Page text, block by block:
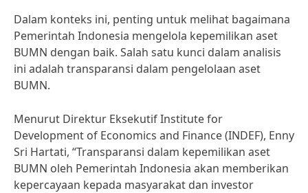
Dalam konteks ini, penting untuk melihat bagaimana
Pemerintah Indonesia mengelola kepemilikan aset
BUMN dengan baik. Salah satu kunci dalam analisis
ini adalah transparansi dalam pengelolaan aset
BUMN.
Menurut Direktur Eksekutif Institute for
Development of Economics and Finance (INDEF), Enny
Sri Hartati, “Transparansi dalam kepemilikan aset
BUMN oleh Pemerintah Indonesia akan memberikan
kepercayaan kepada masyarakat dan investor